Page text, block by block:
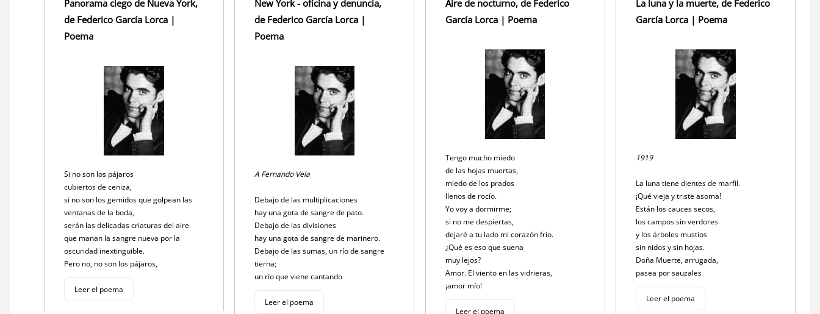
Panorama ciego de Nueva York,
de Federico García Lorca |
Poema
Si no son los pájaros
cubiertos de ceniza,
si no son los gemidos que golpean las
ventanas de la boda,
serán las delicadas criaturas del aire
que manan la sangre nueva por la
oscuridad inextinguible.
Pero no, no son los pájaros,
Leer el poema
New York - oficina y denuncia,
de Federico García Lorca |
Poema
A Fernando Vela
Debajo de las multiplicaciones
hay una gota de sangre de pato.
Debajo de las divisiones
hay una gota de sangre de marinero.
Debajo de las sumas, un río de sangre
tierna;
un río que viene cantando
Leer el poema
Aire de nocturno, de Federico
García Lorca | Poema
Tengo mucho miedo
de las hojas muertas,
miedo de los prados
llenos de rocío.
Yo voy a dormirme;
si no me despiertas,
dejaré a tu lado mi corazón frío.
¿Qué es eso que suena
muy lejos?
Amor. El viento en las vidrieras,
¡amor mío!
Leer el poema
La luna y la muerte, de Federico
García Lorca | Poema
1919
La luna tiene dientes de marfil.
¡Qué vieja y triste asoma!
Están los cauces secos,
los campos sin verdores
y los árboles mustios
sin nidos y sin hojas.
Doña Muerte, arrugada,
pasea por sauzales
Leer el poema